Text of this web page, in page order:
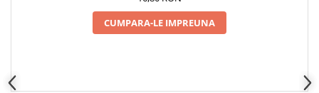
CUMPARA-LE IMPREUNA